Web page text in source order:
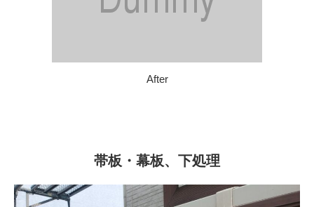
After
帯板・幕板、下処理